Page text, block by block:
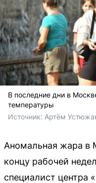
В последние дни в
температуры
Источник: Артём
Аномальная жара в
концу рабочей
специалист центра